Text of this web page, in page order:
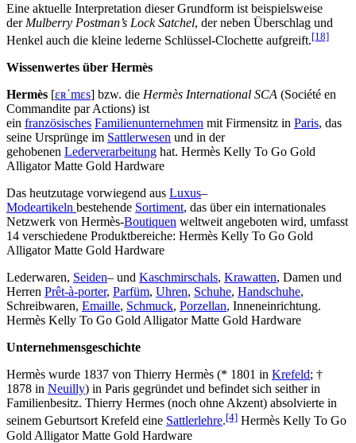
Eine aktuelle Interpretation dieser Grundform ist beispielsweise
der Mulberry Postman’s Lock Satchel, der neben Überschlag und
Henkel auch die kleine lederne Schlüssel-Clochette aufgreift.[18]
Wissenwertes über Hermès
Hermès [ɛʀˈmɛs] bzw. die Hermès International SCA (Société en
Commandite par Actions) ist
ein französisches Familienunternehmen mit Firmensitz in Paris, das
seine Ursprünge im Sattlerwesen und in der
gehobenen Lederverarbeitung hat. Hermès Kelly To Go Gold
Alligator Matte Gold Hardware
Das heutzutage vorwiegend aus Luxus–
Modeartikeln bestehende Sortiment, das über ein internationales
Netzwerk von Hermès-Boutiquen weltweit angeboten wird, umfasst
14 verschiedene Produktbereiche: Hermès Kelly To Go Gold
Alligator Matte Gold Hardware
Lederwaren, Seiden– und Kaschmirschals, Krawatten, Damen und
Herren Prêt-à-porter, Parfüm, Uhren, Schuhe, Handschuhe,
Schreibwaren, Emaille, Schmuck, Porzellan, Inneneinrichtung.
Hermès Kelly To Go Gold Alligator Matte Gold Hardware
Unternehmensgeschichte
Hermès wurde 1837 von Thierry Hermès (* 1801 in Krefeld; †
1878 in Neuilly) in Paris gegründet und befindet sich seither in
Familienbesitz. Thierry Hermes (noch ohne Akzent) absolvierte in
seinem Geburtsort Krefeld eine Sattlerlehre.[4] Hermès Kelly To Go
Gold Alligator Matte Gold Hardware